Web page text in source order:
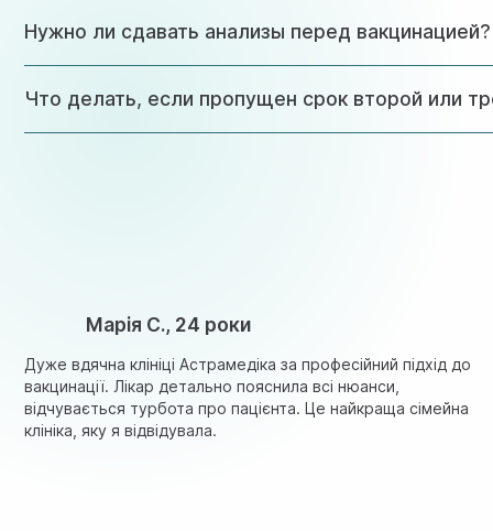
ВПЧ.
Нужно ли сдавать анализы перед вакцинацией?
Что делать, если пропущен срок второй или
Марія С., 24 роки
Дуже вдячна клініці Астрамедіка за професійний підхід до
вакцинації. Лікар детально пояснила всі нюанси,
відчувається турбота про пацієнта. Це найкраща сімейна
клініка, яку я відвідувала.